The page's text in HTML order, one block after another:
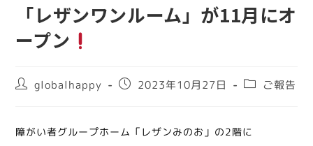
「レザンワンルーム」が11月にオ
ープン
globalhappy 2023年10月27日 ご報告
障がい者グループホーム「レザンみのお」の2階に